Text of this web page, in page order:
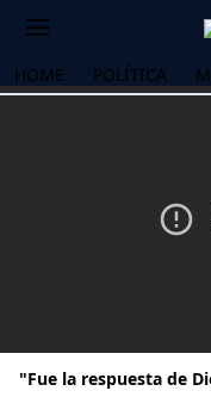
HOME POLÍTICA
"Fue la respuesta de